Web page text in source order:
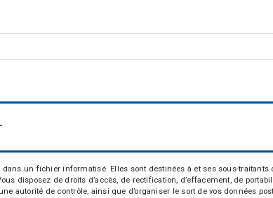
un fichier informatisé. Elles sont destinées à et ses sous-traitants
disposez de droits d’accès, de rectification, d’effacement, de
autorité de contrôle, ainsi que d’organiser le sort de vos données